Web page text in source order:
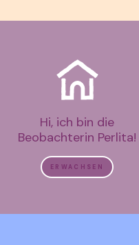
Hi, ich bin die
Beobachterin Perlita!
ERWACHSEN